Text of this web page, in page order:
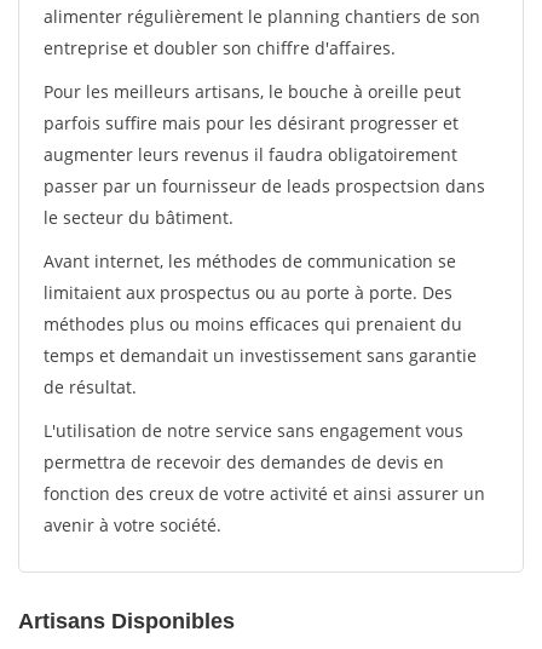
alimenter régulièrement le planning chantiers de son
entreprise et doubler son chiffre d'affaires.
Pour les meilleurs artisans, le bouche à oreille peut
parfois suffire mais pour les désirant progresser et
augmenter leurs revenus il faudra obligatoirement
passer par un fournisseur de leads prospectsion dans
le secteur du bâtiment.
Avant internet, les méthodes de communication se
limitaient aux prospectus ou au porte à porte. Des
méthodes plus ou moins efficaces qui prenaient du
temps et demandait un investissement sans garantie
de résultat.
L'utilisation de notre service sans engagement vous
permettra de recevoir des demandes de devis en
fonction des creux de votre activité et ainsi assurer un
avenir à votre société.
Artisans Disponibles